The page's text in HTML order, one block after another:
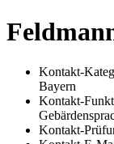
Kontakt-
Bayern
Kontakt-
Kontakt-